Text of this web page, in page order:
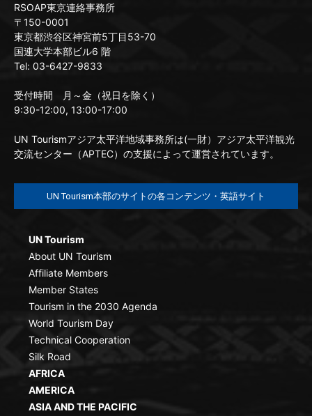
RSOAP東京連絡事務所
〒150-0001
東京都渋谷区神宮前5丁目53-70
国連大学本部ビル6 階
Tel: 03-6427-9833
受付時間 月～金（祝日を除く）
9:30-12:00, 13:00-17:00
UN Tourismアジア太平洋地域事務所は(一財）アジア太平洋観光
交流センター（APTEC）の支援によって運営されています。
UN Tourism本部のサイトの各コンテンツ・英語サイト
UN Tourism
About UN Tourism
Affiliate Members
Member States
Tourism in the 2030 Agenda
World Tourism Day
Technical Cooperation
Silk Road
AFRICA
AMERICA
ASIA AND THE PACIFIC